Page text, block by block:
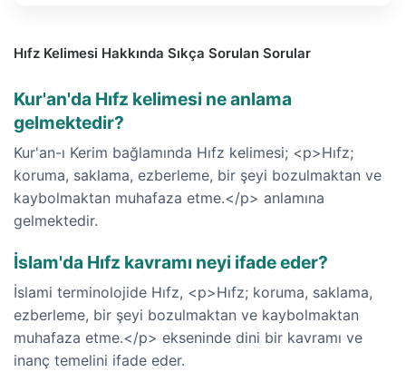
Hıfz Kelimesi Hakkında Sıkça Sorulan Sorular
Kur'an'da Hıfz kelimesi ne anlama
gelmektedir?
Kur'an-ı Kerim bağlamında Hıfz kelimesi; <p>Hıfz;
koruma, saklama, ezberleme, bir şeyi bozulmaktan ve
kaybolmaktan muhafaza etme.</p> anlamına
gelmektedir.
İslam'da Hıfz kavramı neyi ifade eder?
İslami terminolojide Hıfz, <p>Hıfz; koruma, saklama,
ezberleme, bir şeyi bozulmaktan ve kaybolmaktan
muhafaza etme.</p> ekseninde dini bir kavramı ve
inanç temelini ifade eder.